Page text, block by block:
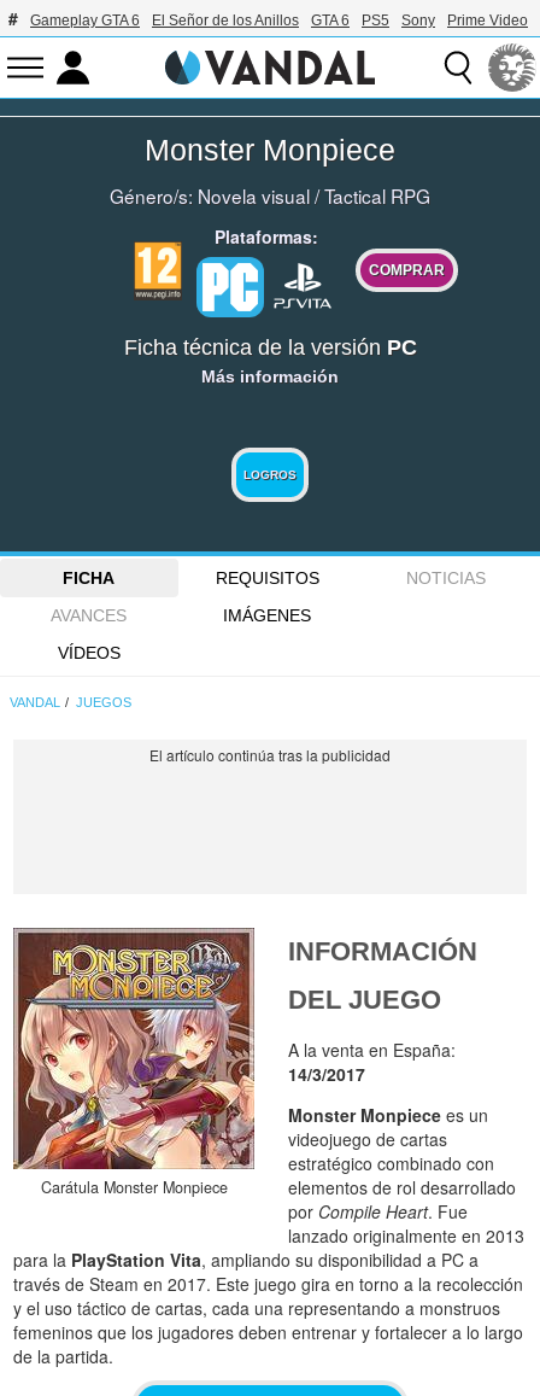
Gameplay GTA 6 El Señor de los Anillos GTA 6 PS5 Sony Prime Video
Monster Monpiece
Género/s: Novela visual/Tactical RPG
Plataformas:
COMPRAR
Ficha técnica de la versión PC
Más información
LOGROS
FICHA REQUISITOS
NOTICIAS
AVANCES
IMÁGENES
VÍDEOS
VANDAL JUEGOS
Carátula Monster Monpiece
INFORMACIÓN
DEL JUEGO
A la venta en España:
14/3/2017
Monster Monpiece es un
videojuego de cartas
estratégico combinado con
elementos de rol desarrollado
por Compile Heart. Fue
lanzado originalmente en 2013
para la PlayStation Vita, ampliando su disponibilidad a PC a
través de Steam en 2017. Este juego gira en torno a la recolección
y el uso táctico de cartas, cada una representando a monstruos
femeninos que los jugadores deben entrenar y fortalecer a lo largo
de la partida.